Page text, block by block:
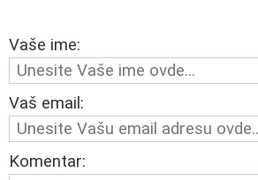
Vaše ime:
Vaš email:
Komentar: